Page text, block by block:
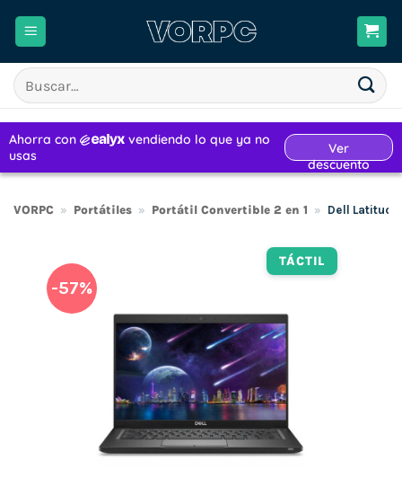
Buscar
por:
VORPC » Portátiles » Portátil Convertible 2 en 1 » Dell Latitude
TÁCTIL
-57%